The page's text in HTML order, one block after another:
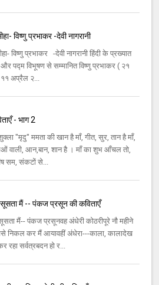
विष्णु प्रभाकर -देवी नागरानी
विष्णु प्रभाकर -देवी नागरानी हिंदी के प्रख्यात
और पद्म विभूषण से सम्मानित विष्णु प्रभाकर ( २१
अप्रैल २...
- भाग 2
"मृदु" ममता की खान है माँ, गीत, सुर, तान है माँ,
आन,बान, शान है । माँ का शुभ आँचल तो,
सम, संकटों से...
मैं -- पंकज प्रसून की कविताएँ
मैं-- पंकज प्रसूनवह अंधेरी कोठरीपूरे नौ महीने
निकल कर मैं आयावहीं अंधेरा---काला, कालादेख
रहा सर्वत्रबदन हो र...